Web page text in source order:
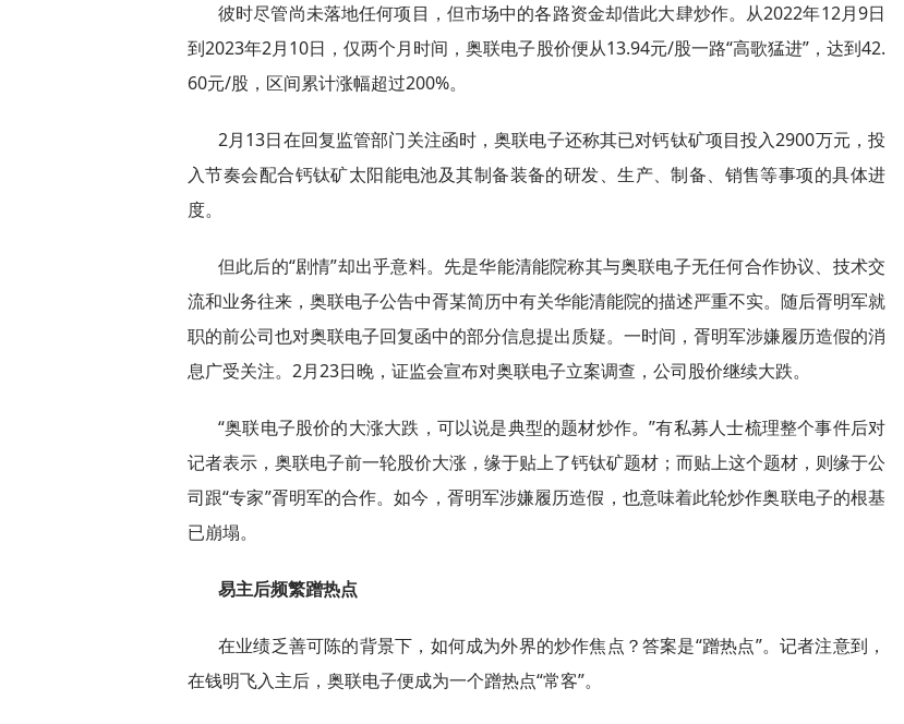
彼时尽管尚未落地任何项目，但市场中的各路资金却借此大肆炒作。从2022年12月9日
到2023年2月10日，仅两个月时间，奥联电子股价便从13.94元/股一路“高歌猛进”，达到42.
60元/股，区间累计涨幅超过200%。
2月13日在回复监管部门关注函时，奥联电子还称其已对钙钛矿项目投入2900万元，投
入节奏会配合钙钛矿太阳能电池及其制备装备的研发、生产、制备、销售等事项的具体进
度。
但此后的“剧情”却出乎意料。先是华能清能院称其与奥联电子无任何合作协议、技术交
流和业务往来，奥联电子公告中胥某简历中有关华能清能院的描述严重不实。随后胥明军就
职的前公司也对奥联电子回复函中的部分信息提出质疑。一时间，胥明军涉嫌履历造假的消
息广受关注。2月23日晚，证监会宣布对奥联电子立案调查，公司股价继续大跌。
“奥联电子股价的大涨大跌，可以说是典型的题材炒作。”有私募人士梳理整个事件后对
记者表示，奥联电子前一轮股价大涨，缘于贴上了钙钛矿题材；而贴上这个题材，则缘于公
司跟“专家”胥明军的合作。如今，胥明军涉嫌履历造假，也意味着此轮炒作奥联电子的根基
已崩塌。
易主后频繁蹭热点
在业绩乏善可陈的背景下，如何成为外界的炒作焦点？答案是“蹭热点”。记者注意到，
在钱明飞入主后，奥联电子便成为一个蹭热点“常客”。